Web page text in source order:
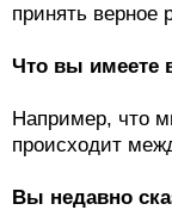
принять верное
Что вы имеете
Например, что
происходит
Вы недавно